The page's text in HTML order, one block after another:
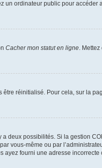
ordinateur public pour
Cacher mon statut en ligne .
réinitialisé. Pour cela, sur la
deux possibilités. Si la gestion
vous-même ou par
fourni une adresse